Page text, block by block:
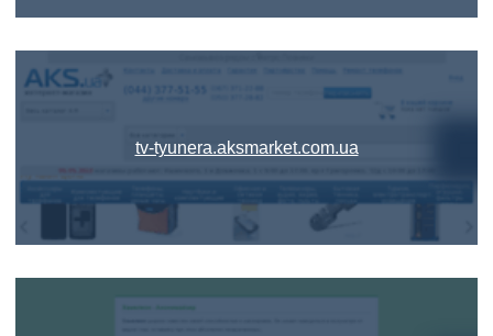
tv-tyunera.aksmarket.com.ua